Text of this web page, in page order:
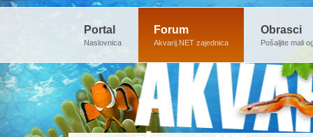
Portal
Naslovnica
Forum
Akvarij.NET zajednica
Obrasci
Pošaljite mali